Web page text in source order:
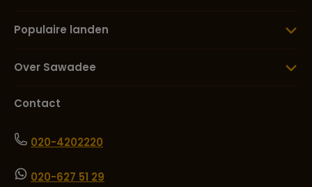
Populaire landen
Over Sawadee
Contact
020-4202220
020-627 51 29